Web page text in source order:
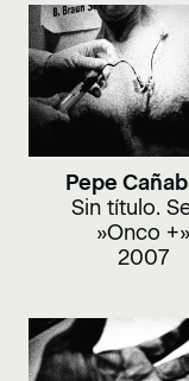
Pepe
Sin título.
»Onco +»
2007